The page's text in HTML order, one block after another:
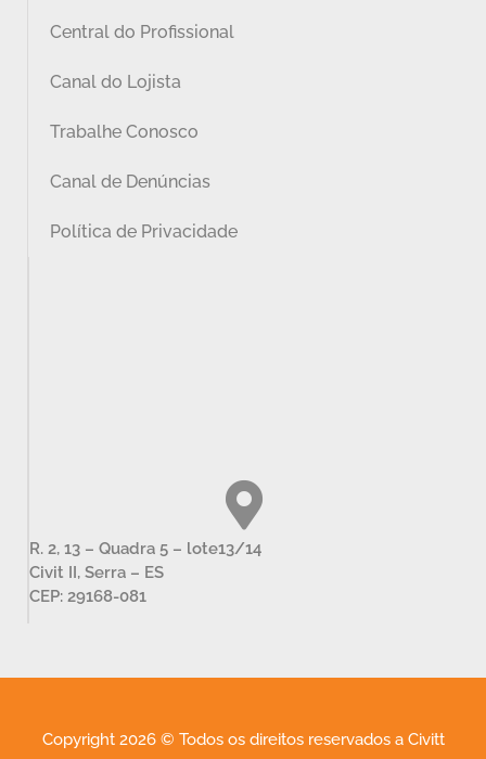
Central do Profissional
Canal do Lojista
Trabalhe Conosco
Canal de Denúncias
Política de Privacidade
R. 2, 13 – Quadra 5 – lote13/14
Civit II, Serra – ES
CEP: 29168-081
Copyright 2026 © Todos os direitos reservados a Civitt